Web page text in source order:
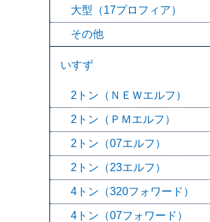
大型（17プロフィア）
その他
いすず
2トン（ＮＥＷエルフ）
2トン（ＰＭエルフ）
2トン（07エルフ）
2トン（23エルフ）
4トン（320フォワード）
4トン（07フォワード）